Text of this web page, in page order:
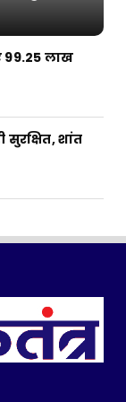
99.25 लाख
सुरक्षित, शांत